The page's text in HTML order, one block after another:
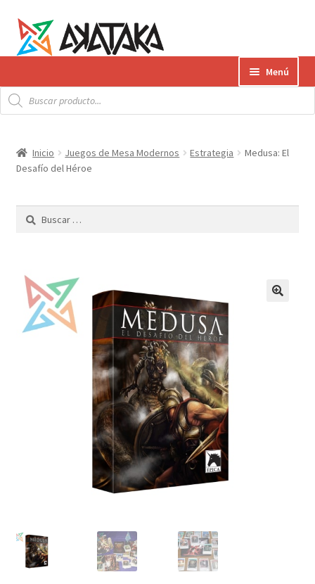
la
navegación
contenido
Menú
Productos
el
hijo
Envíos
AKATAKA BOOKS
Mi cuenta
Búsqueda
de
productos
Inicio Juegos de Mesa Modernos Estrategia
Medusa: El
Desafío del Héroe
Buscar: